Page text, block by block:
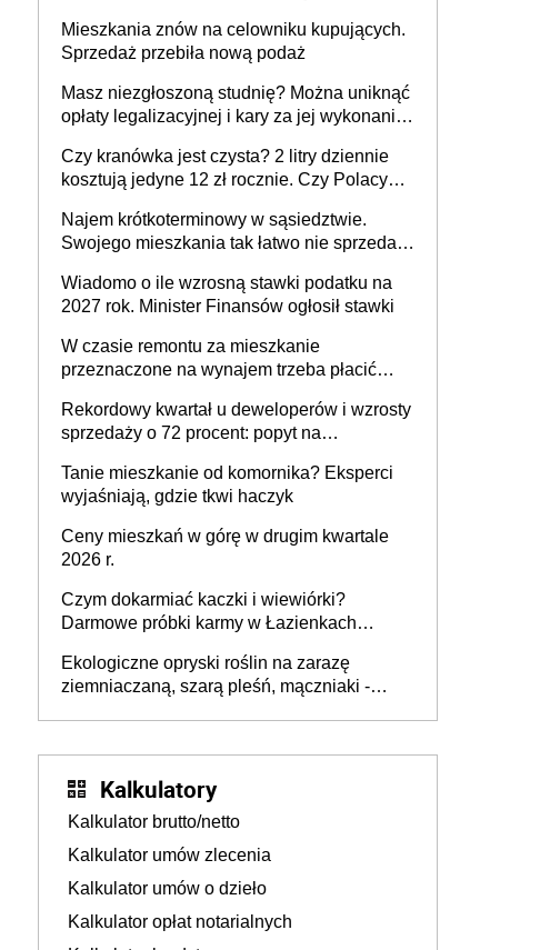
Mieszkania znów na celowniku kupujących.
Sprzedaż przebiła nową podaż
Masz niezgłoszoną studnię? Można uniknąć
opłaty legalizacyjnej i kary za jej wykonanie,
Czy kranówka jest czysta? 2 litry dziennie
kosztują jedyne 12 zł rocznie. Czy Polacy
Najem krótkoterminowy w sąsiedztwie.
Swojego mieszkania tak łatwo nie sprzedaż
Wiadomo o ile wzrosną stawki podatku na
2027 rok. Minister Finansów ogłosił stawki
W czasie remontu za mieszkanie
przeznaczone na wynajem trzeba płacić
realizuje w nim potrzeb mieszkaniowych
Rekordowy kwartał u deweloperów i wzrosty
sprzedaży o 72 procent: popyt na
Tanie mieszkanie od komornika? Eksperci
wyjaśniają, gdzie tkwi haczyk
Ceny mieszkań w górę w drugim kwartale
2026 r.
Czym dokarmiać kaczki i wiewiórki?
Darmowe próbki karmy w Łazienkach
edukacyjna]
Ekologiczne opryski roślin na zarazę
ziemniaczaną, szarą pleśń, mączniaki -
Kalkulatory
Kalkulator brutto/netto
Kalkulator umów zlecenia
Kalkulator umów o dzieło
Kalkulator opłat notarialnych